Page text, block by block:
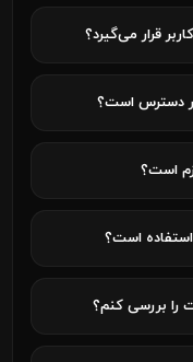
قرار می‌گیرد؟
دسترس است؟
است؟
است؟
را بررسی کنم؟